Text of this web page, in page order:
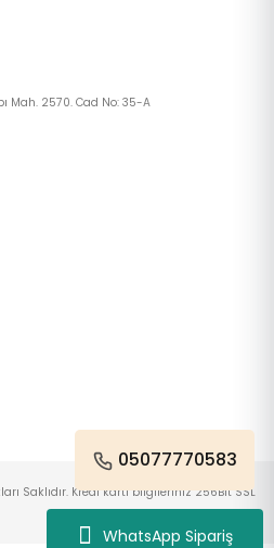
WhatsApp Sipariş
Mah. 2570. Cad No: 35-A
05077770583
Saklıdır. Kredi kartı bilgileriniz 256Bit SSL